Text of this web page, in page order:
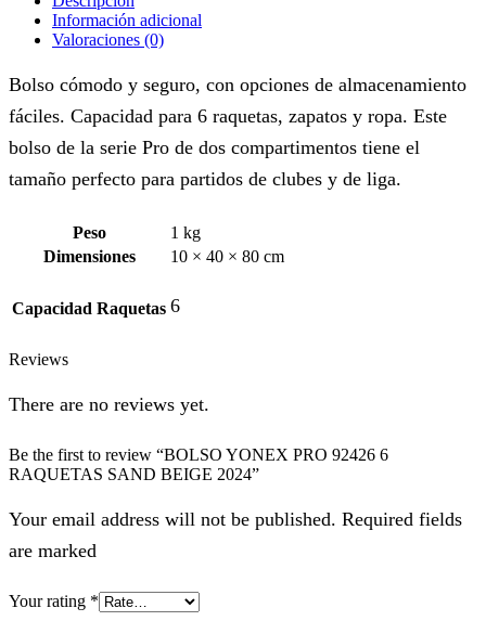
Información adicional
Valoraciones (0)
Bolso cómodo y seguro, con opciones de almacenamiento
fáciles. Capacidad para 6 raquetas, zapatos y ropa. Este
bolso de la serie Pro de dos compartimentos tiene el
tamaño perfecto para partidos de clubes y de liga.
Peso
1 kg
Dimensiones
10 × 40 × 80 cm
Capacidad Raquetas 6
Reviews
There are no reviews yet.
Be the first to review “BOLSO YONEX PRO 92426 6
RAQUETAS SAND BEIGE 2024”
Your email address will not be published. Required fields
are marked
Your rating *